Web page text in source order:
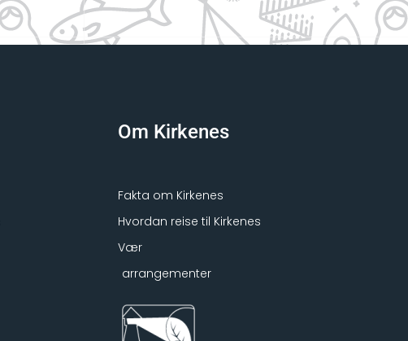
Om Kirkenes
Fakta om Kirkenes
Hvordan reise til Kirkenes
Vær
arrangementer